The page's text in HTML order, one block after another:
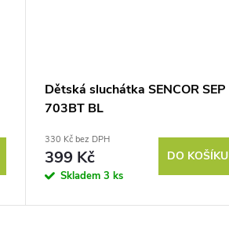
Dětská sluchátka SENCOR SEP
703BT BL
330 Kč bez DPH
399 Kč
Skladem 3 ks
DO KOŠÍKU